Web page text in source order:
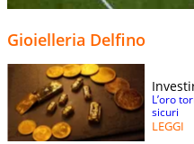
Gioielleria Delfino
L’oro
sicuri
LEGGI